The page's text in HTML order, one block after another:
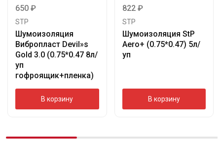
650 ₽
STP
Шумоизоляция
Вибропласт Devil»s
Gold 3.0 (0.75*0.47 8л/
уп
гофроящик+пленка)
В корзину
822 ₽
STP
Шумоизоляция StP
Aero+ (0.75*0.47) 5л/
уп
В корзину